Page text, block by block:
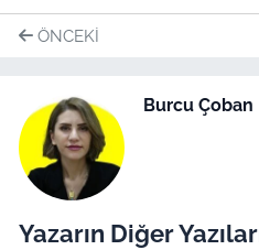
ÖNCEKI
Burcu Çoban
Yazarın Diğer